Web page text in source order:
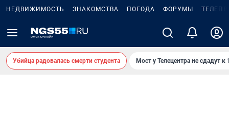
НЕДВИЖИМОСТЬ ЗНАКОМСТВА ПОГОДА ФОРУМЫ
Убийца радовалась смерти студента Мост у Телецентра не сдадут к